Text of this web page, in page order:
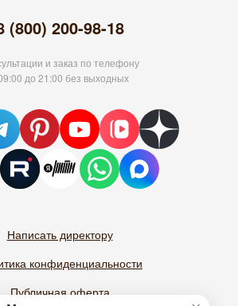
(800) 200-98-18
и заказ по телефону
до 21:00 без выходных
Написать директору
конфиденциальности
Публичная оферта